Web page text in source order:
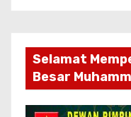
Selamat
Besar